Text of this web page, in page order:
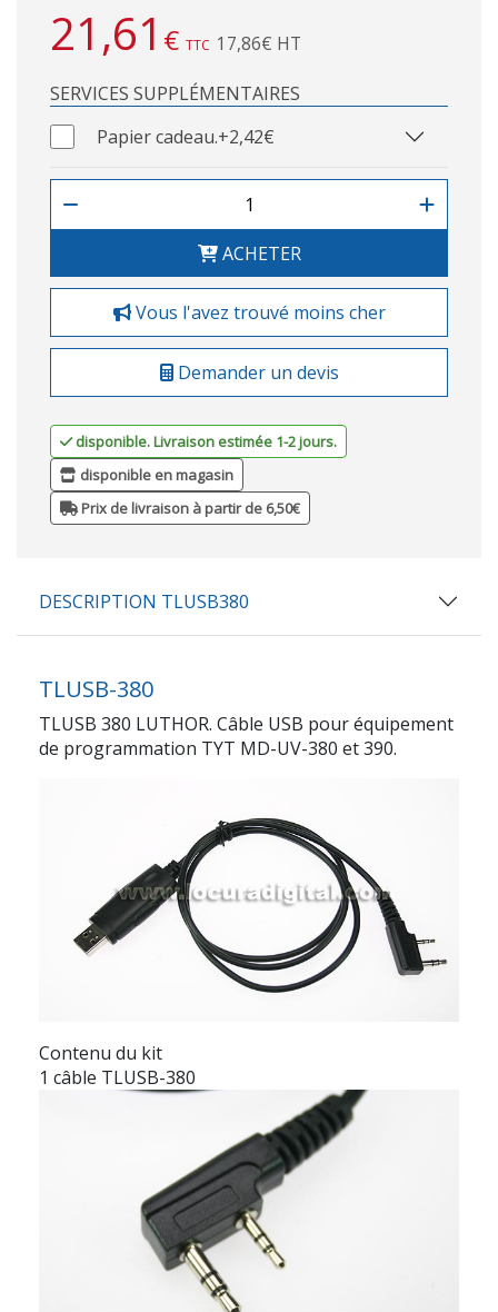
21,61 € TTC 17,86€ HT
SERVICES SUPPLÉMENTAIRES
Papier cadeau.+2,42€
ACHETER
Vous l'avez trouvé moins cher
Demander un devis
disponible. Livraison estimée 1-2 jours.
disponible en magasin
Prix de livraison à partir de 6,50€
DESCRIPTION TLUSB380
TLUSB-380
TLUSB 380 LUTHOR. Câble USB pour équipement
de programmation TYT MD-UV-380 et 390.
Contenu du kit
1 câble TLUSB-380